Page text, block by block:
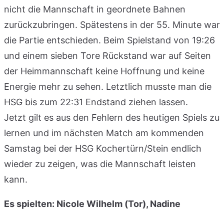
nicht die Mannschaft in geordnete Bahnen
zurückzubringen. Spätestens in der 55. Minute war
die Partie entschieden. Beim Spielstand von 19:26
und einem sieben Tore Rückstand war auf Seiten
der Heimmannschaft keine Hoffnung und keine
Energie mehr zu sehen. Letztlich musste man die
HSG bis zum 22:31 Endstand ziehen lassen.
Jetzt gilt es aus den Fehlern des heutigen Spiels zu
lernen und im nächsten Match am kommenden
Samstag bei der HSG Kochertürn/Stein endlich
wieder zu zeigen, was die Mannschaft leisten
kann.
Es spielten: Nicole Wilhelm (Tor), Nadine